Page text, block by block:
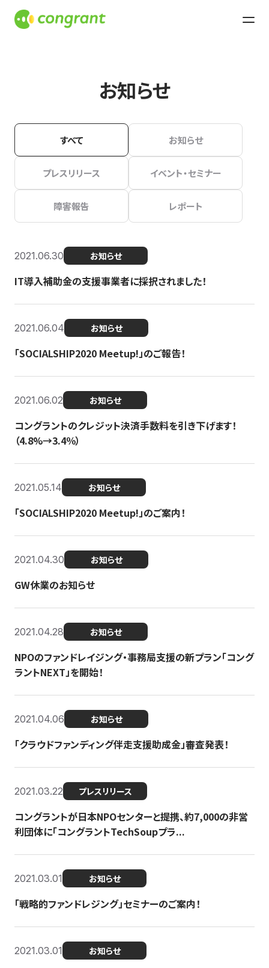
お知らせ
すべて お知らせ
プレスリリース イベント・セミナー
障害報告 レポート
2021.06.30 お知らせ
IT導入補助金の支援事業者に採択されました！
2021.06.04 お知らせ
「SOCIALSHIP2020 Meetup!」のご報告！
2021.06.02 お知らせ
コングラントのクレジット決済手数料を引き下げます！
（4.8%→3.4％）
2021.05.14 お知らせ
「SOCIALSHIP2020 Meetup!」のご案内！
2021.04.30 お知らせ
GW休業のお知らせ
2021.04.28 お知らせ
NPOのファンドレイジング・事務局支援の新プラン「コング
ラントNEXT」を開始！
2021.04.06 お知らせ
「クラウドファンディング伴走支援助成金」審査発表！
2021.03.22 プレスリリース
コングラントが日本NPOセンターと提携、約7,000の非営
利団体に「コングラントTechSoupプラ...
2021.03.01 お知らせ
「戦略的ファンドレジング」セミナーのご案内！
2021.03.01 お知らせ